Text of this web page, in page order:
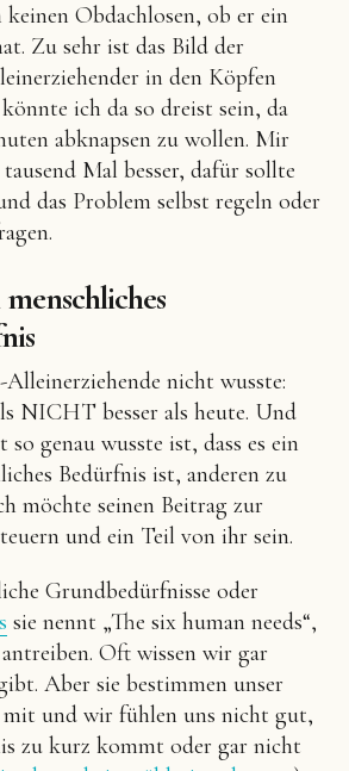
Obdachlosen, ob er ein
Zu sehr ist das Bild der
in den Köpfen
ich da so dreist sein, da
abknapsen zu wollen. Mir
Mal besser, dafür sollte
das Problem selbst regeln oder
nicht wusste:
NICHT besser als heute. Und
so genau wusste ist, dass es ein
Bedürfnis ist, anderen zu
möchte seinen Beitrag zur
und ein Teil von ihr sein.
Grundbedürfnisse oder
sie nennt „The six human needs“,
Oft wissen wir gar
Aber sie bestimmen unser
mit und wir fühlen uns nicht gut,
zu kurz kommt oder gar nicht